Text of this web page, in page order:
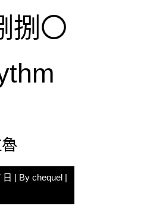
捌〇
日 | By chequel |